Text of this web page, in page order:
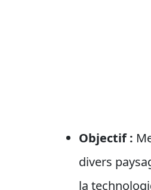
Objectif :
divers
la